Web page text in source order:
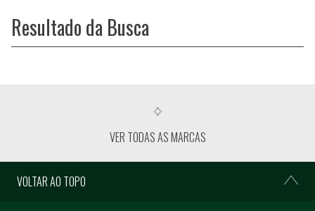
Resultado da Busca
VER TODAS AS MARCAS
VOLTAR AO TOPO